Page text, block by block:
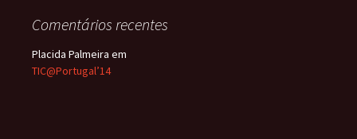
Comentários recentes
Placida Palmeira em
TIC@Portugal’14